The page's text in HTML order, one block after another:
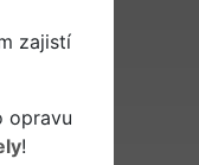
zajistí
opravu
!